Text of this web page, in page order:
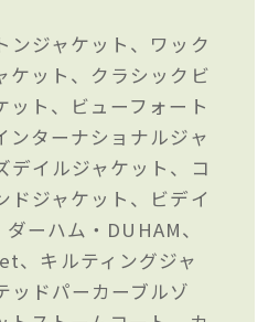
ンジャケット、ワック
ケット、クラシックビ
ット、ビューフォート
ンターナショナルジャ
デイルジャケット、コ
ドジャケット、ビデイ
ーハム・DUHAM、
、キルティングジャ
ッドパーカーブルゾ